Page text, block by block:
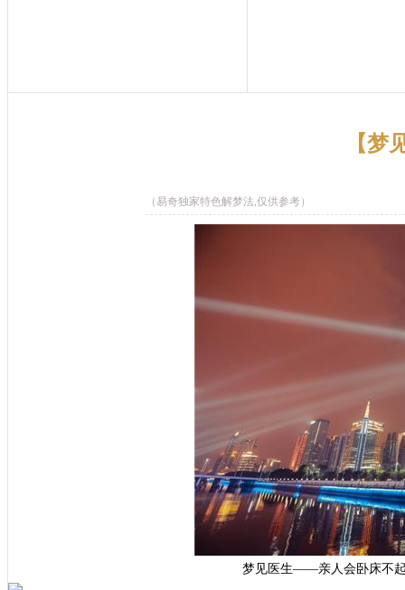
【梦
（易奇独家特色解梦法,仅供参考）
梦见医生——亲人会卧床不